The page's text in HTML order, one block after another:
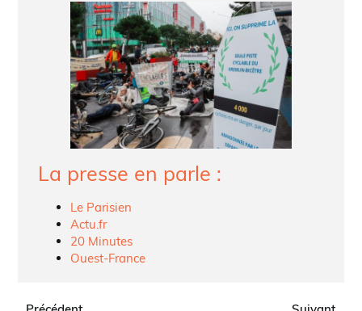
La presse en parle :
Le Parisien
Actu.fr
20 Minutes
Ouest-France